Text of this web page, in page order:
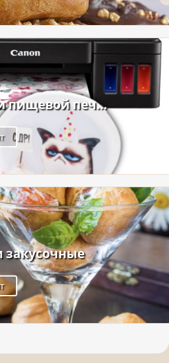
пищевой печ...